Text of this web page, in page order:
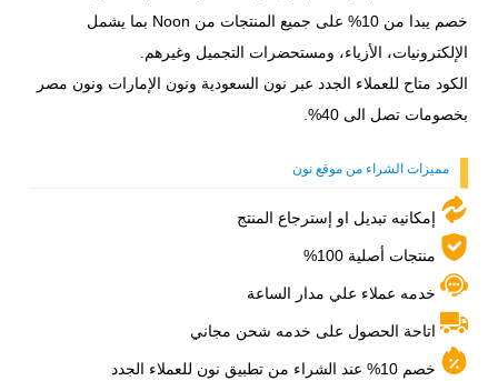
خصم يبدا من 10% على جميع المنتجات من Noon بما يشمل
الإلكترونيات، الأزياء، ومستحضرات التجميل وغيرهم.
الكود متاح للعملاء الجدد عبر نون السعودية ونون الإمارات ونون مصر
بخصومات تصل الى 40%.
مميزات الشراء من موقع نون
إمكانيه تبديل او إسترجاع المنتج
منتجات أصلية 100%
خدمه عملاء علي مدار الساعة
اتاحة الحصول على خدمه شحن مجاني
خصم 10% عند الشراء من تطبيق نون للعملاء الجدد